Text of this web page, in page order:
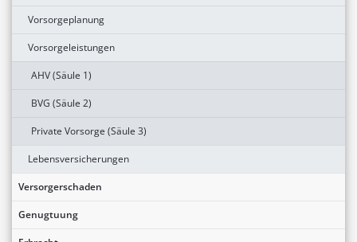
Vorsorgeplanung
Vorsorgeleistungen
AHV (Säule 1)
BVG (Säule 2)
Private Vorsorge (Säule 3)
Lebensversicherungen
Versorgerschaden
Genugtuung